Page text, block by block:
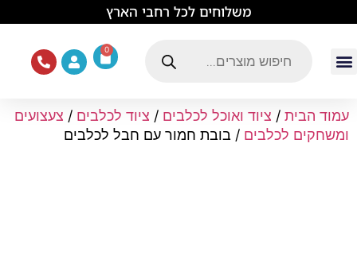
משלוחים לכל רחבי הארץ
0
עמוד הבית / ציוד ואוכל לכלבים / ציוד לכלבים / צעצועים
ומשחקים לכלבים / בובת חמור עם חבל לכלבים